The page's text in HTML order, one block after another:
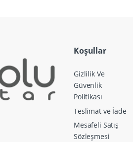
Koşullar
Gizlilik Ve
Güvenlik
Politikası
Teslimat ve İade
Mesafeli Satış
Sözleşmesi